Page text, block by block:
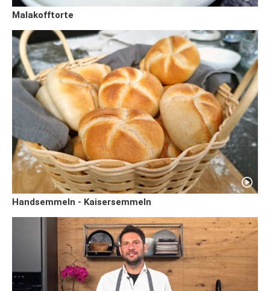
Malakofftorte
Handsemmeln - Kaisersemmeln